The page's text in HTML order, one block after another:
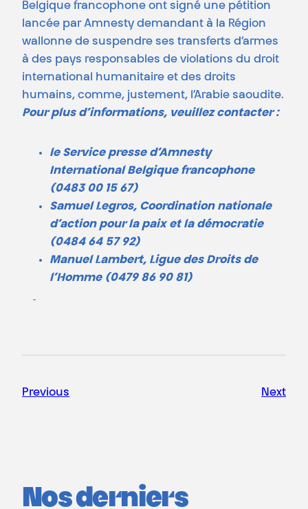
Belgique francophone ont signé une pétition
lancée par Amnesty demandant à la Région
wallonne de suspendre ses transferts d’armes
à des pays responsables de violations du droit
international humanitaire et des droits
humains, comme, justement, l’Arabie saoudite.
Pour plus d’informations, veuillez contacter :
le Service presse d’Amnesty
International Belgique francophone
(0483 00 15 67)
Samuel Legros, Coordination nationale
d’action pour la paix et la démocratie
(0484 64 57 92)
Manuel Lambert, Ligue des Droits de
l’Homme (0479 86 90 81)
Previous Next
Nos derniers